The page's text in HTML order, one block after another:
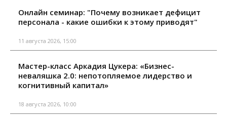
Онлайн семинар: "Почему возникает дефицит
персонала - какие ошибки к этому приводят"
11 августа 2026, 15:00
Мастер-класс Аркадия Цукера: «Бизнес-
неваляшка 2.0: непотопляемое лидерство и
когнитивный капитал»
18 августа 2026, 10:00